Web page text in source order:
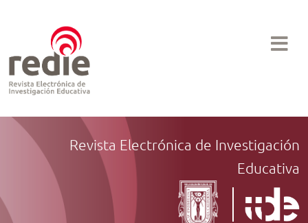
Revista Electrónica de Investigación
Educativa